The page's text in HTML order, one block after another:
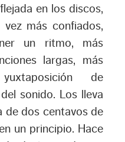
en los discos,
más confiados,
un ritmo, más
largas, más
de
sonido. Los lleva
de dos centavos de
un principio. Hace